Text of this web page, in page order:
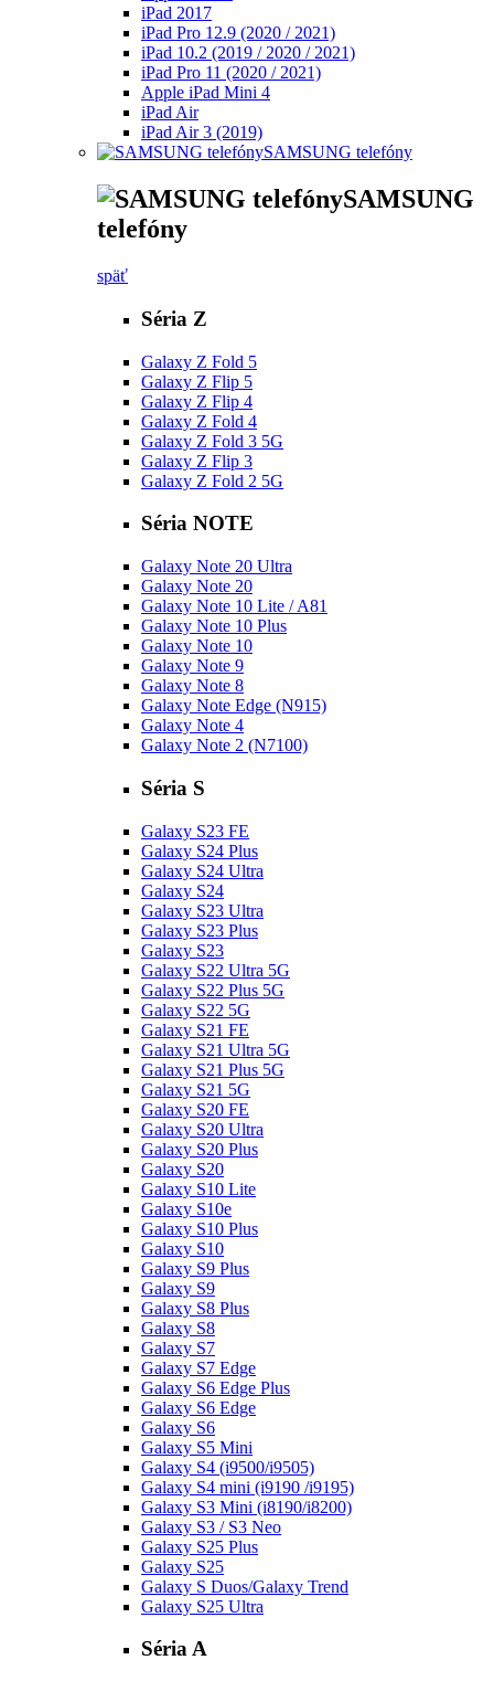
iPad 2017
iPad Pro 12.9 (2020 / 2021)
iPad 10.2 (2019 / 2020 / 2021)
iPad Pro 11 (2020 / 2021)
Apple iPad Mini 4
iPad Air
iPad Air 3 (2019)
SAMSUNG telefóny
SAMSUNG
telefóny
späť
Séria Z
Galaxy Z Fold 5
Galaxy Z Flip 5
Galaxy Z Flip 4
Galaxy Z Fold 4
Galaxy Z Fold 3 5G
Galaxy Z Flip 3
Galaxy Z Fold 2 5G
Séria NOTE
Galaxy Note 20 Ultra
Galaxy Note 20
Galaxy Note 10 Lite / A81
Galaxy Note 10 Plus
Galaxy Note 10
Galaxy Note 9
Galaxy Note 8
Galaxy Note Edge (N915)
Galaxy Note 4
Galaxy Note 2 (N7100)
Séria S
Galaxy S23 FE
Galaxy S24 Plus
Galaxy S24 Ultra
Galaxy S24
Galaxy S23 Ultra
Galaxy S23 Plus
Galaxy S23
Galaxy S22 Ultra 5G
Galaxy S22 Plus 5G
Galaxy S22 5G
Galaxy S21 FE
Galaxy S21 Ultra 5G
Galaxy S21 Plus 5G
Galaxy S21 5G
Galaxy S20 FE
Galaxy S20 Ultra
Galaxy S20 Plus
Galaxy S20
Galaxy S10 Lite
Galaxy S10e
Galaxy S10 Plus
Galaxy S10
Galaxy S9 Plus
Galaxy S9
Galaxy S8 Plus
Galaxy S8
Galaxy S7
Galaxy S7 Edge
Galaxy S6 Edge Plus
Galaxy S6 Edge
Galaxy S6
Galaxy S5 Mini
Galaxy S4 (i9500/i9505)
Galaxy S4 mini (i9190 /i9195)
Galaxy S3 Mini (i8190/i8200)
Galaxy S3 / S3 Neo
Galaxy S25 Plus
Galaxy S25
Galaxy S Duos/Galaxy Trend
Galaxy S25 Ultra
Séria A